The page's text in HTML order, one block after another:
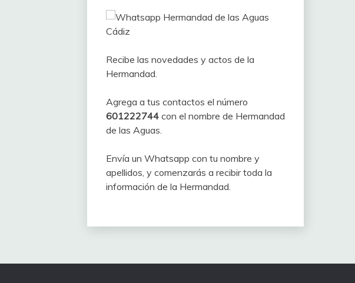
Recibe las novedades y actos de la
Hermandad.
Agrega a tus contactos el número
601222744con el nombre de Hermandad
de las Aguas.
Envía un Whatsapp con tu nombre y
apellidos, y comenzarás a recibir toda la
información de la Hermandad.